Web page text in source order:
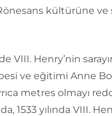
kültürüne ve
VIII. Henry’nin
ve eğitimi Anne
metres olmayı
1533 yılında VIII.